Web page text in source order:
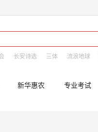
长安诗选 三体 流浪地球
新华惠农 专业考试